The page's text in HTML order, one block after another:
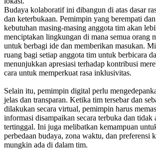
Budaya kolaboratif ini dibangun di atas dasar
dan keterbukaan. Pemimpin yang berempati
kebutuhan masing-masing anggota tim akan
menciptakan lingkungan di mana semua orang
untuk berbagi ide dan memberikan masukan.
ruang bagi setiap anggota tim untuk berbicara
menunjukkan apresiasi terhadap kontribusi
cara untuk memperkuat rasa inklusivitas.
Selain itu, pemimpin digital perlu
jelas dan transparan. Ketika tim tersebar dan
dilakukan secara virtual, pemimpin harus
informasi disampaikan secara terbuka dan tidak
tertinggal. Ini juga melibatkan kemampuan
perbedaan budaya, zona waktu, dan preferensi
mungkin ada di dalam tim.